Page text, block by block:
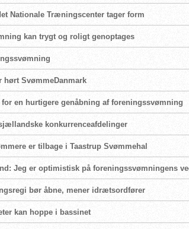
Nationale Træningscenter tager form
kan trygt og roligt genoptages
hørt SvømmeDanmark
for en hurtigere genåbning af foreningssvømning
konkurrenceafdelinger
er tilbage i Taastrup Svømmehal
Jeg er optimistisk på foreningssvømningens
bør åbne, mener idrætsordfører
kan hoppe i bassinet